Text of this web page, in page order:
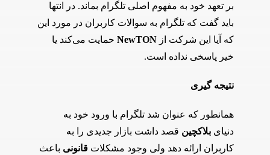
بر تعهد خود به مفهوم اصلی تلگرام بماند. در انتها
باید گفت که تلگرام به سوالات کاربران در مورد این
که آیا این شرکت از NewTONحمایت می‌کند یا
خیر پاسخی نداده است.
نتیجه گیری
همانطور که عنوان شد تلگرام با ورود خود به
دنیای بلاکچین قصد داشت بازار جدیدی را به
کاربران ارائه دهد ولی وجود مشکلات قانونی باعث